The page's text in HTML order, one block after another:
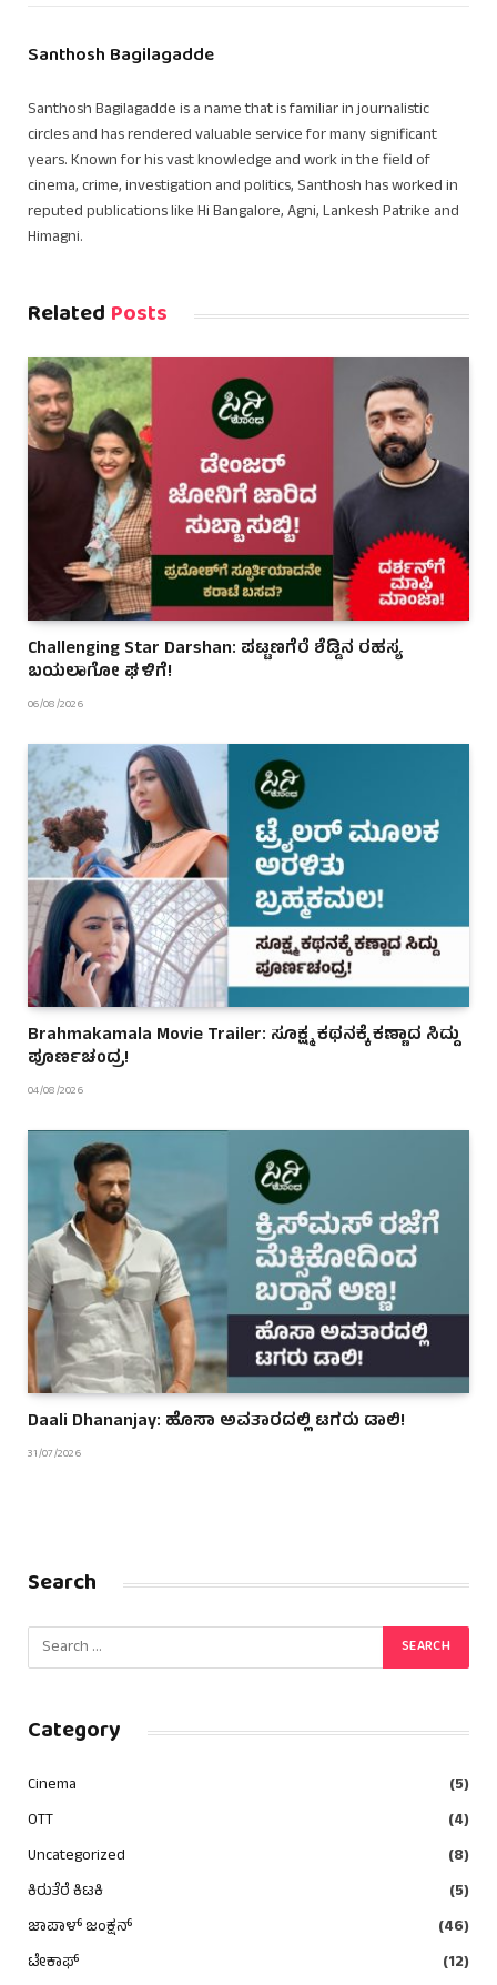
Santhosh Bagilagadde
Santhosh Bagilagadde is a name that is familiar in journalistic
circles and has rendered valuable service for many significant
years. Known for his vast knowledge and work in the field of
cinema, crime, investigation and politics, Santhosh has worked in
reputed publications like Hi Bangalore, Agni, Lankesh Patrike and
Himagni.
Related Posts
Challenging Star Darshan: ಪಟ್ಟಣಗೆರೆ ಶೆಡ್ಡಿನ ರಹಸ್ಯ
ಬಯಲಾಗೋ ಘಳಿಗೆ!
06/08/2026
Brahmakamala Movie Trailer: ಸೂಕ್ಷ್ಮ ಕಥನಕ್ಕೆ ಕಣ್ಣಾದ ಸಿದ್ದು
ಪೂರ್ಣಚಂದ್ರ!
04/08/2026
Daali Dhananjay: ಹೊಸಾ ಅವತಾರದಲ್ಲಿ ಟಗರು ಡಾಲಿ!
31/07/2026
Search
Category
Cinema
(5)
OTT
(4)
Uncategorized
(8)
ಕಿರುತೆರೆ ಕಿಟಕಿ
(5)
ಜಾಪಾಳ್ ಜಂಕ್ಷನ್
(46)
ಟೇಕಾಫ್
(12)